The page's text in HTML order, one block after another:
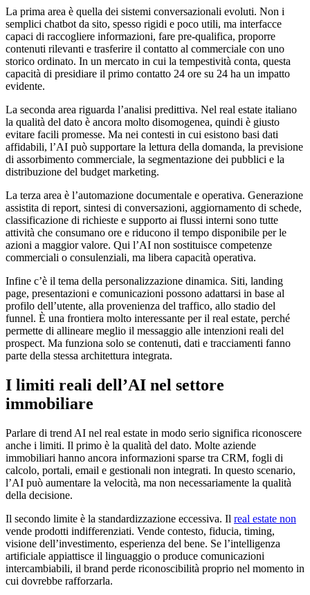
La prima area è quella dei sistemi conversazionali evoluti. Non i
semplici chatbot da sito, spesso rigidi e poco utili, ma interfacce
capaci di raccogliere informazioni, fare pre-qualifica, proporre
contenuti rilevanti e trasferire il contatto al commerciale con uno
storico ordinato. In un mercato in cui la tempestività conta, questa
capacità di presidiare il primo contatto 24 ore su 24 ha un impatto
evidente.
La seconda area riguarda l’analisi predittiva. Nel real estate italiano
la qualità del dato è ancora molto disomogenea, quindi è giusto
evitare facili promesse. Ma nei contesti in cui esistono basi dati
affidabili, l’AI può supportare la lettura della domanda, la previsione
di assorbimento commerciale, la segmentazione dei pubblici e la
distribuzione del budget marketing.
La terza area è l’automazione documentale e operativa. Generazione
assistita di report, sintesi di conversazioni, aggiornamento di schede,
classificazione di richieste e supporto ai flussi interni sono tutte
attività che consumano ore e riducono il tempo disponibile per le
azioni a maggior valore. Qui l’AI non sostituisce competenze
commerciali o consulenziali, ma libera capacità operativa.
Infine c’è il tema della personalizzazione dinamica. Siti, landing
page, presentazioni e comunicazioni possono adattarsi in base al
profilo dell’utente, alla provenienza del traffico, allo stadio del
funnel. È una frontiera molto interessante per il real estate, perché
permette di allineare meglio il messaggio alle intenzioni reali del
prospect. Ma funziona solo se contenuti, dati e tracciamenti fanno
parte della stessa architettura integrata.
I limiti reali dell’AI nel settore
immobiliare
Parlare di trend AI nel real estate in modo serio significa riconoscere
anche i limiti. Il primo è la qualità del dato. Molte aziende
immobiliari hanno ancora informazioni sparse tra CRM, fogli di
calcolo, portali, email e gestionali non integrati. In questo scenario,
l’AI può aumentare la velocità, ma non necessariamente la qualità
della decisione.
Il secondo limite è la standardizzazione eccessiva. Il real estate non
vende prodotti indifferenziati. Vende contesto, fiducia, timing,
visione dell’investimento, esperienza del bene. Se l’intelligenza
artificiale appiattisce il linguaggio o produce comunicazioni
intercambiabili, il brand perde riconoscibilità proprio nel momento in
cui dovrebbe rafforzarla.